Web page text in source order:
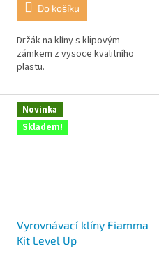
Do košíku
Držák na klíny s klipovým
zámkem z vysoce kvalitního
plastu.
Novinka
Skladem!
Vyrovnávací klíny Fiamma
Kit Level Up